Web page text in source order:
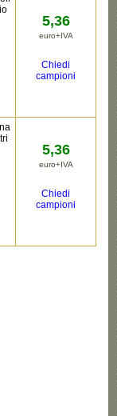
5,36
euro+IVA
Chiedi
campioni
5,36
euro+IVA
Chiedi
campioni